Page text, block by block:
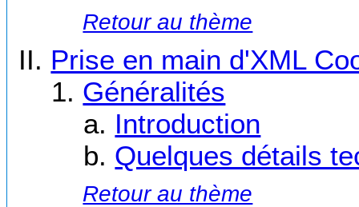
Retour au thème
Prise en main d'XML
Généralités
Introduction
Quelques détails
Retour au thème